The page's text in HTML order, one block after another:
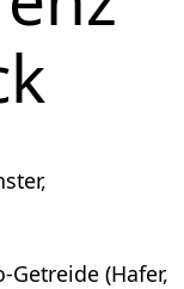
(Hafer,